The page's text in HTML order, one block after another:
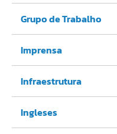
Grupo de Trabalho
Imprensa
Infraestrutura
Ingleses